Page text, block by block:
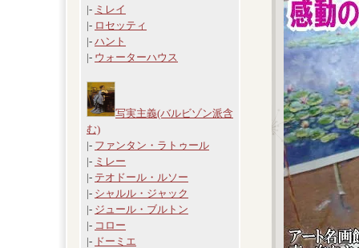
|- ミレイ
|- ロセッティ
|- ハント
|- ウォーターハウス
写実主義(バルビゾン派含
む)
|- ファンタン・ラトゥール
|- ミレー
|- テオドール・ルソー
|- シャルル・ジャック
|- ジュール・ブルトン
|- コロー
|- ドーミエ